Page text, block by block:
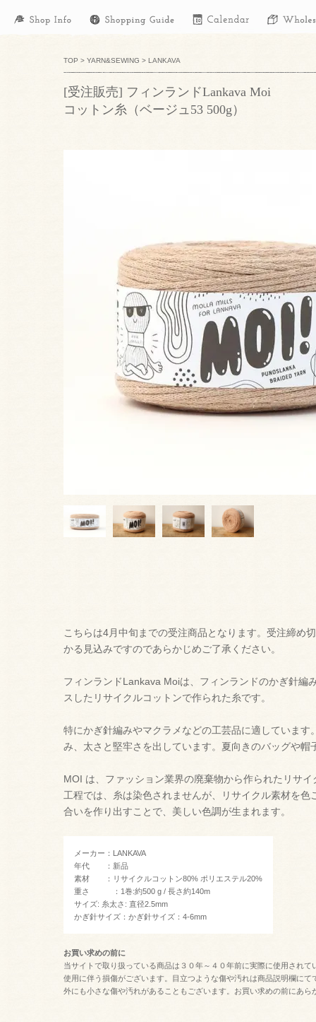
TOP > YARN&SEWING > LANKAVA
[受注販売] フィンランドLankava Moi
コットン糸（ベージュ53 500g）
こちらは4月中旬までの受注商品となります。受注締め
かる見込みですのであらかじめご了承ください。
フィンランドLankava Moiは、フィンランドのかぎ針編
スしたリサイクルコットンで作られた糸です。
特にかぎ針編みやマクラメなどの工芸品に適しています
み、太さと堅牢さを出しています。夏向きのバッグや帽
MOI は、ファッション業界の廃棄物から作られたリサ
工程では、糸は染色されませんが、リサイクル素材を
合いを作り出すことで、美しい色調が生まれます。
メーカー：LANKAVA
年代 ：新品
素材 ：リサイクルコットン80% ポリエステル20%
重さ ：1巻:約500 g / 長さ約140m
サイズ: 糸太さ: 直径2.5mm
かぎ針サイズ：かぎ針サイズ：4-6mm
お買い求めの前に
当サイトで取り扱っている商品は３０年～４０年前に実際に使用され
使用に伴う損傷がございます。目立つような傷や汚れは商品説明欄に
外にも小さな傷や汚れがあることもございます。お買い求めの前にあら